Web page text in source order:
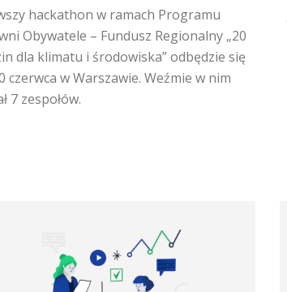
hackathon w ramach Programu
Obywatele – Fundusz Regionalny „20
dla klimatu i środowiska” odbędzie się
czerwca w Warszawie. Weźmie w nim
7 zespołów.